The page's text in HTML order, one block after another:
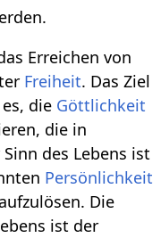
Erreichen von
Freiheit. Das Ziel
die Göttlichkeit
die in
des Lebens ist
Persönlichkeit
Die
ist der